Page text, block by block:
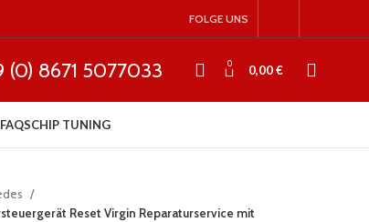
FOLGE UNS
(0) 8671 5077033 0 0,00€
FAQSCHIP TUNING
Reset Virgin Reparaturservice mit